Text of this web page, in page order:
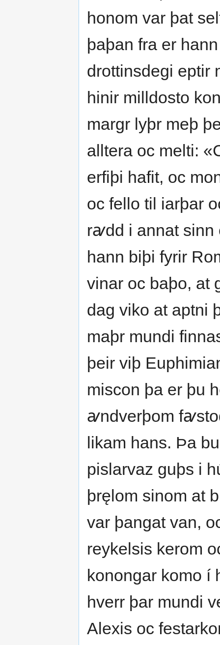
honom var þat
þaþan fra er
drottinsdegi eptir
hinir milldosto
margr lyþr meþ
alltera oc melti:
erfiþi hafit, oc
oc fello til iarþar
rꜹdd i annat sinn
hann biþi fyrir
vinar oc baþo, at
dag viko at aptni
maþr mundi
þeir viþ
miscon þa er þu
ꜹndverþom
likam hans. Þa
pislarvaz guþs i
þręlom sinom at
var þangat van,
reykelsis kerom
konongar komo í
hverr þar mundi
Alexis oc